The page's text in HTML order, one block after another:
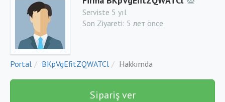
Serviste 5 yıl
Son Ziyareti: 5 лет önce
Portal BKpVgEfitZQWATCl Hakkımda
Sipariş ver